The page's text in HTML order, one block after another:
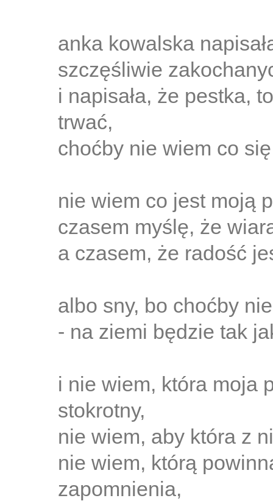
anka kowalska
szczęśliwie
i napisała, że pestka,
trwać,
choćby nie wiem co się
nie wiem co jest moją
czasem myślę, że
a czasem, że radość
albo sny, bo choćby
- na ziemi będzie tak
i nie wiem, która moja
stokrotny,
nie wiem, aby która z
nie wiem, którą
zapomnienia,